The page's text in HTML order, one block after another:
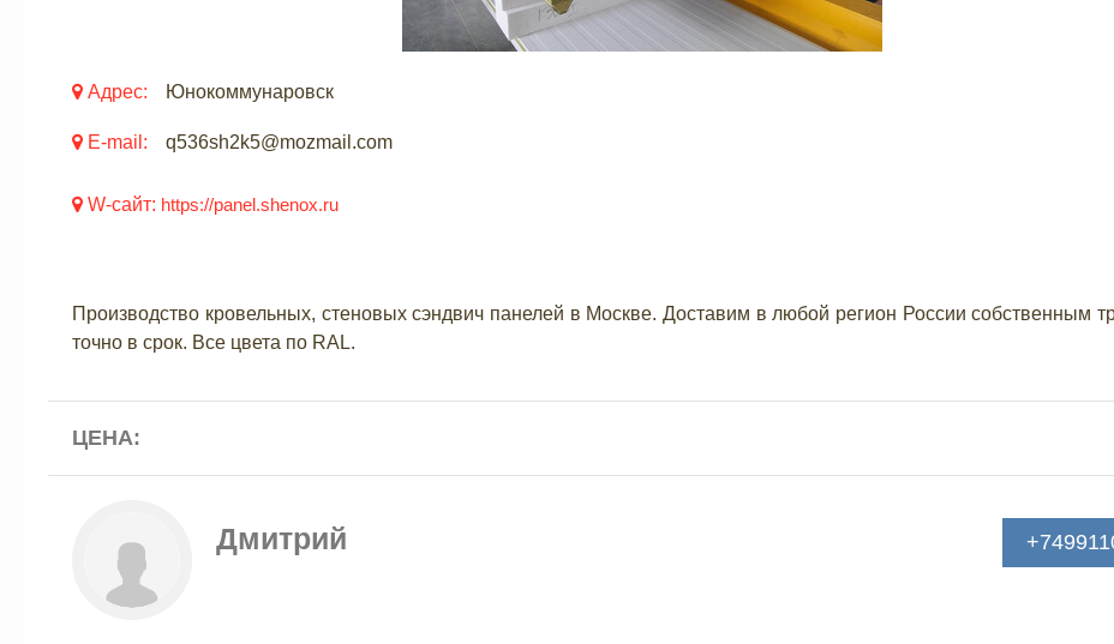
Адрес: Юнокоммунаровск
E-mail: q536sh2k5@mozmail.com
W-сайт: https://panel.shenox.ru
Производство кровельных, стеновых сэндвич панелей в Москве. Доставим в любой регион России собственным
точно в срок. Все цвета по RAL.
ЦЕНА:
Дмитрий